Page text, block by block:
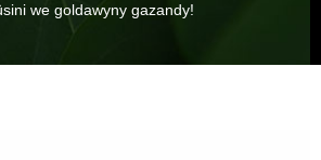
we goldawyny gazandy!